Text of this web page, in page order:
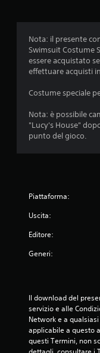
Nota: il presente
Swimsuit Costume
essere acquistato
effettuare acquisti
Costume speciale
Nota: è possibile
"Lucy's House"
punto del gioco.
Piattaforma:
Uscita:
Editore:
Generi:
Il download del
servizio e alle
Network e a
applicabile a questo
questi Termini, non